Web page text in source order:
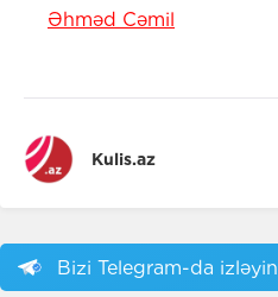
Əhməd Cəmil
Kulis.az
Bizi Telegram-da izləyin